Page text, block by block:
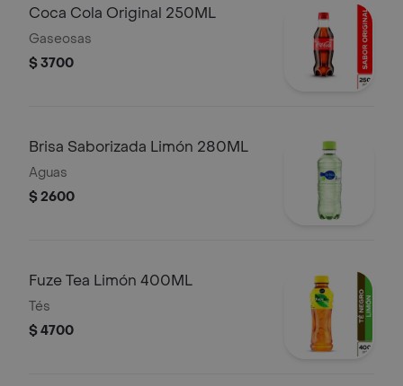
Coca Cola Original 250ML
Gaseosas
$ 3700
Brisa Saborizada Limón 280ML
Aguas
$ 2600
Fuze Tea Limón 400ML
Tés
$ 4700